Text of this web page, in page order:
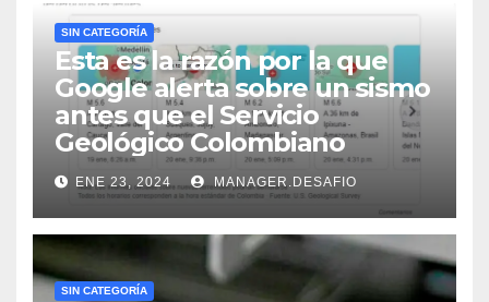
SIN CATEGORÍA
Esta es la razón por la que
Google alerta sobre un sismo
antes que el Servicio
Geológico Colombiano
ENE 23, 2024 MANAGER.DESAFIO
SIN CATEGORÍA